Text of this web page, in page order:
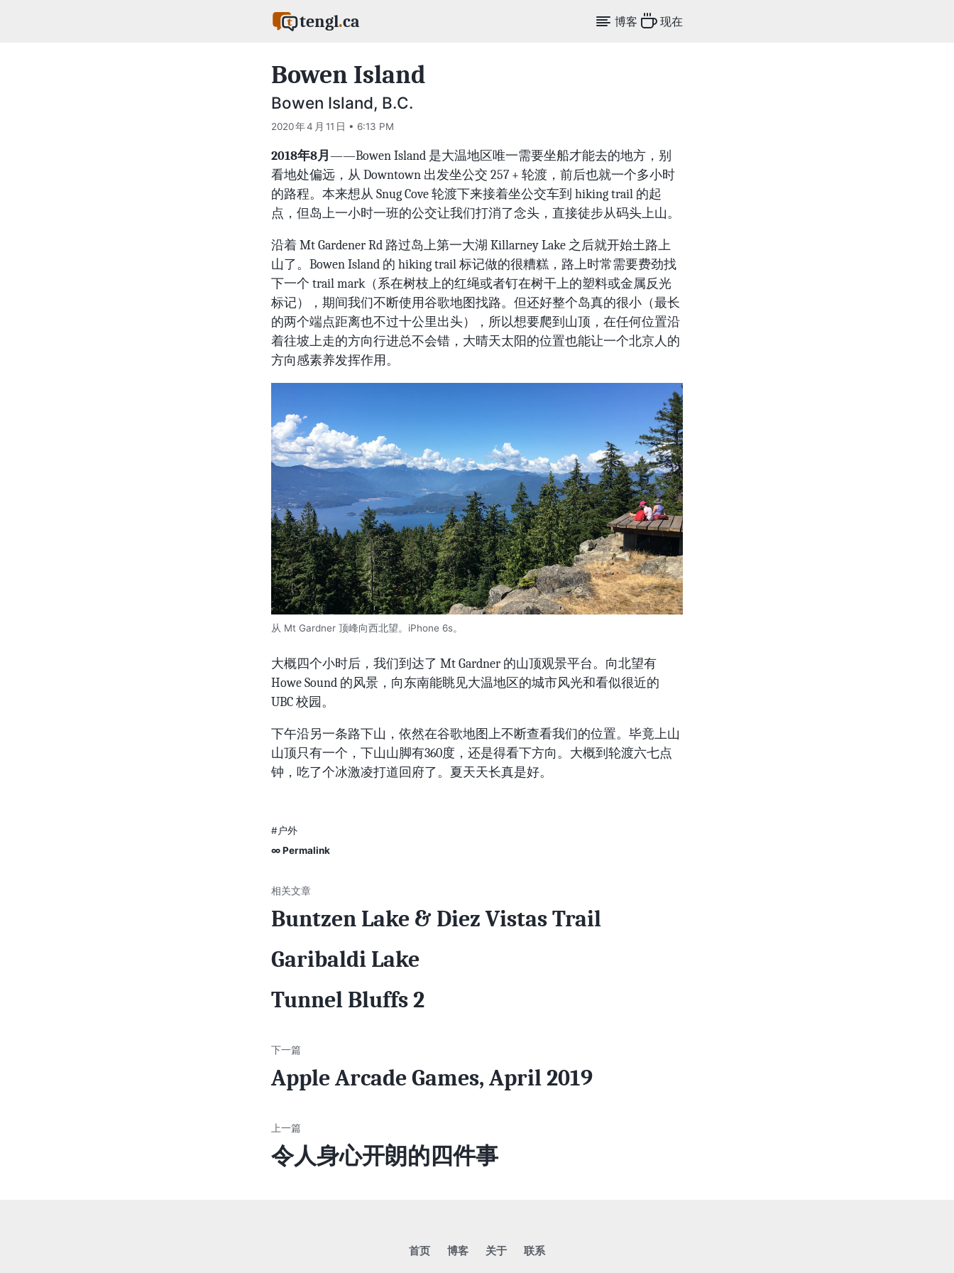
tengl.ca 博客 现在
Bowen Island
Bowen Island, B.C.
2020 年 4 月 11 日 • 6:13 PM
2018年8月 ——Bowen Island 是大温地区唯一需要坐船才能去的地方，别
看地处偏远，从 Downtown 出发坐公交 257 + 轮渡，前后也就一个多小时
的路程。本来想从 Snug Cove 轮渡下来接着坐公交车到 hiking trail 的起
点，但岛上一小时一班的公交让我们打消了念头，直接徒步从码头上山。
沿着 Mt Gardener Rd 路过岛上第一大湖 Killarney Lake 之后就开始土路上
山了。Bowen Island 的 hiking trail 标记做的很糟糕，路上时常需要费劲找
下一个 trail mark（系在树枝上的红绳或者钉在树干上的塑料或金属反光
标记），期间我们不断使用谷歌地图找路。但还好整个岛真的很小（最长
的两个端点距离也不过十公里出头），所以想要爬到山顶，在任何位置沿
着往坡上走的方向行进总不会错，大晴天太阳的位置也能让一个北京人的
方向感素养发挥作用。
从 Mt Gardner 顶峰向西北望。iPhone 6s。
大概四个小时后，我们到达了 Mt Gardner 的山顶观景平台。向北望有
Howe Sound 的风景，向东南能眺见大温地区的城市风光和看似很近的
UBC 校园。
下午沿另一条路下山，依然在谷歌地图上不断查看我们的位置。毕竟上山
山顶只有一个，下山山脚有360度，还是得看下方向。大概到轮渡六七点
钟，吃了个冰激凌打道回府了。夏天天长真是好。
#户外
∞ Permalink
Buntzen Lake & Diez Vistas Trail
Garibaldi Lake
Tunnel Bluffs 2
Apple Arcade Games, April 2019
令人身心开朗的四件事
首页 博客 关于 联系